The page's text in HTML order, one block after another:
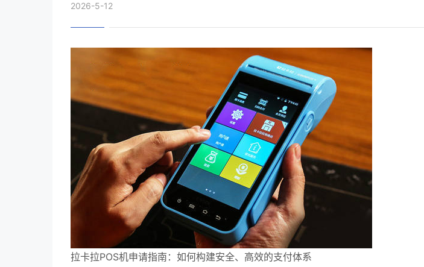
2026-5-12
拉卡拉POS机申请指南：如何构建安全、高效的支付体系